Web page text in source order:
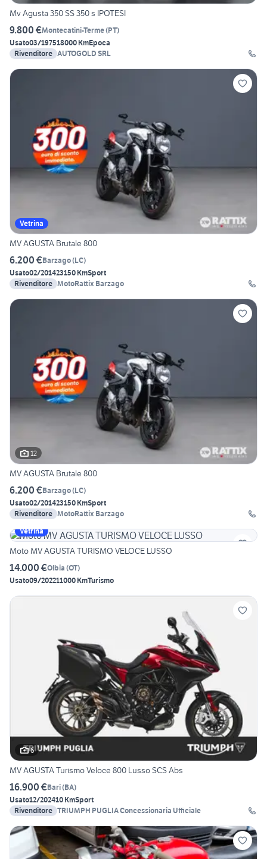
Mv Agusta 350 SS 350 s IPOTESI
9.800 €Montecatini-Terme(PT)
Usato03/197518000 KmEpoca
Rivenditore AUTOGOLD SRL
Vetrina
MV AGUSTA Brutale 800
6.200 €Barzago(LC)
Usato02/201423150 KmSport
Rivenditore MotoRattix Barzago
12
MV AGUSTA Brutale 800
6.200 €Barzago(LC)
Usato02/201423150 KmSport
Rivenditore MotoRattix Barzago
Vetrina
Moto MV AGUSTA TURISMO VELOCE LUSSO
14.000 €Olbia (OT)
Usato09/202211000 KmTurismo
6
MV AGUSTA Turismo Veloce 800 Lusso SCS Abs
16.900 €Bari(BA)
Usato12/202410 KmSport
Rivenditore TRIUMPH PUGLIA Concessionaria Ufficiale